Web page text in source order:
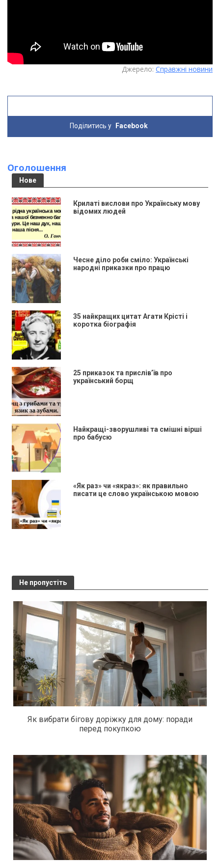
Джерело: Справжні новини
Поділитись у Facebook
Оголошення
Нове
Крилаті вислови про Українську мову
відомих людей
Чесне діло роби сміло: Українські
народні приказки про працю
35 найкращих цитат Агати Крісті і
коротка біографія
25 приказок та прислів’їв про
український борщ
Найкращі-зворушливі та смішні вірші
про бабусю
«Як раз» чи «якраз»: як правильно
писати це слово українською мовою
Не пропустіть
Як вибрати бігову доріжку для дому: поради
перед покупкою